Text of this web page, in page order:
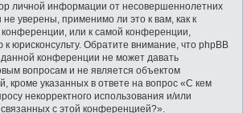
личной информации от несовершеннолетних
уверены, применимо ли это к вам, как к
или к самой конференции,
юрисконсульту. Обратите внимание, что phpBB
конференции не может давать
вопросам и не является объектом
кроме указанных в ответе на вопрос «С кем
некорректного использования и/или
с этой конференцией?».